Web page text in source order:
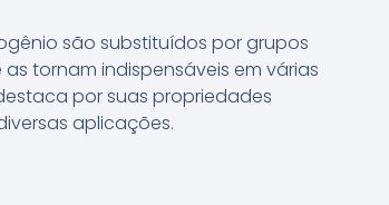
são substituídos por grupos
tornam indispensáveis em várias
por suas propriedades
aplicações.